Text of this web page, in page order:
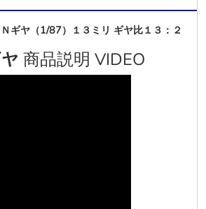
ギヤ（1/87）１３ミリ ギヤ比１３：２
商品説明 VIDEO